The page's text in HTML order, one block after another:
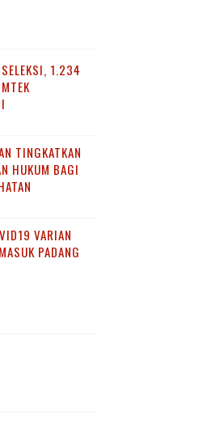
1.234
TINGKATKAN
HUKUM BAGI
VARIAN
PADANG